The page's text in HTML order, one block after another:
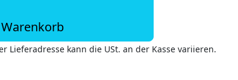
Lieferadresse kann die USt. an der Kasse variieren.